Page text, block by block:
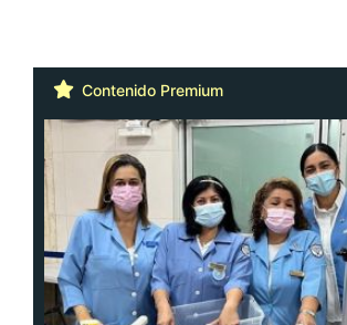
Contenido Premium